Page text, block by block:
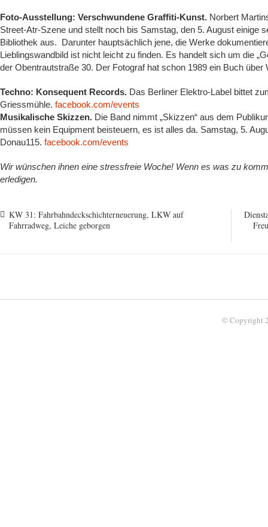
Foto-Ausstellung: Verschwundene Graffiti-Kunst. Norbert
Street-Atr-Szene und stellt noch bis Samstag, den 5. August einige
Bibliothek aus. Darunter hauptsächlich jene, die Werke
Lieblingswandbild ist nicht leicht zu finden. Es handelt sich um die
der Obentrautstraße 30. Der Fotograf hat schon 1989 ein Buch über
Techno: Konsequent Records. Das Berliner Elektro-Label bittet
Griessmühle. facebook.com/events
Musikalische Skizzen. Die Band nimmt „Skizzen“ aus dem
müssen kein Equipment beisteuern, es ist alles da. Samstag, 5.
Donau115. facebook.com/events
Wir wünschen ihnen eine stressfreie Woche! Wenn es was zu
erledigen.
KW 31: Fahrbahndeckschichterneuerung, LKW auf
Fahrradweg, Leiche geborgen
© Copyright